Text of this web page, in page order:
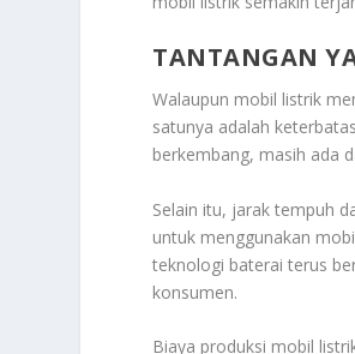
TANTANGAN
Walaupun mobil listrik
satunya adalah
berkembang, masih ada
Selain itu, jarak tempuh
untuk menggunakan
teknologi baterai terus
konsumen.
Biaya produksi mobil